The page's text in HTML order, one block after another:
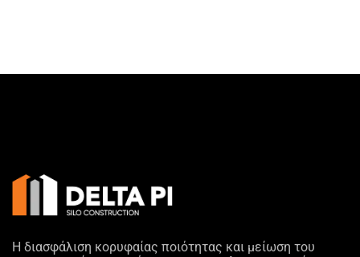
Η διασφάλιση κορυφαίας ποιότητας και μείωση του